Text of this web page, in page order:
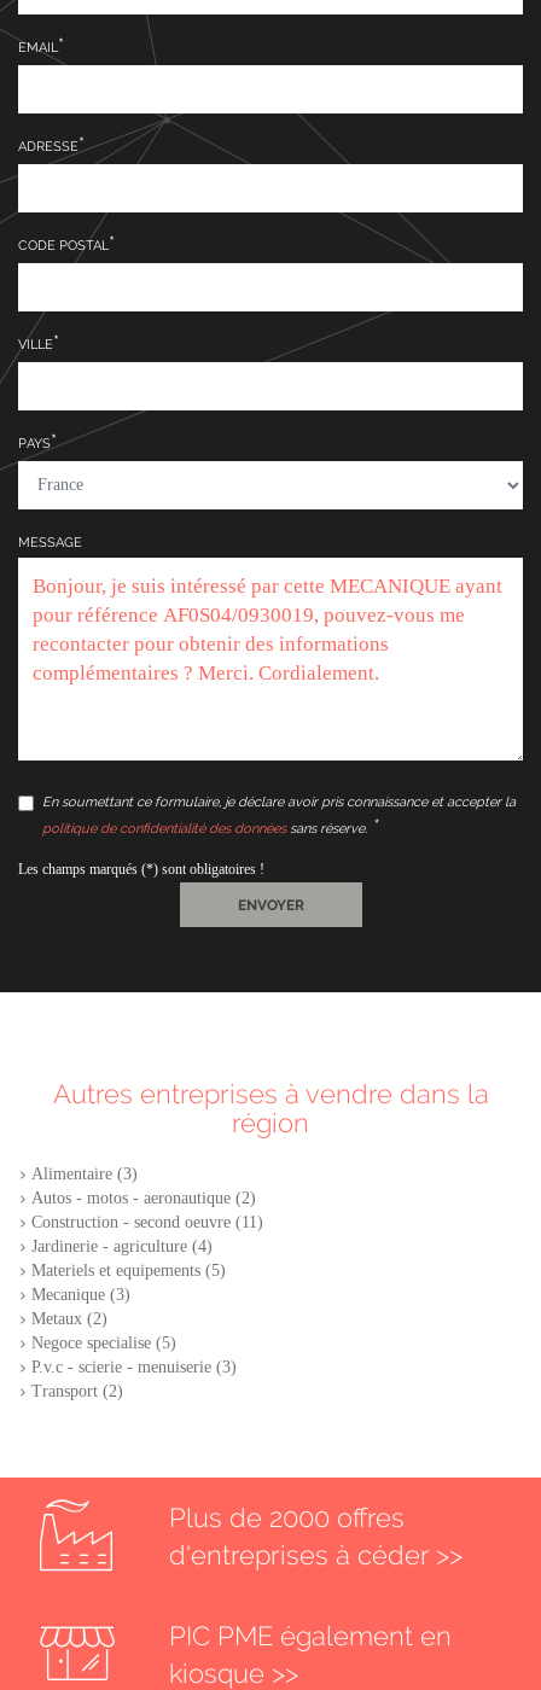
EMAIL
ADRESSE
CODE POSTAL
VILLE
PAYS
MESSAGE
En soumettant ce formulaire, je déclare avoir pris connaissance et accepter la
politique de confidentialité des donnéessans réserve.
Les champs marqués (*) sont obligatoires !
ENVOYER
Autres entreprises à vendre dans la
région
Alimentaire (3)
Autos - motos - aeronautique (2)
Construction - second oeuvre (11)
Jardinerie - agriculture (4)
Materiels et equipements (5)
Mecanique (3)
Metaux (2)
Negoce specialise (5)
P.v.c - scierie - menuiserie (3)
Transport (2)
Plus de 2000 offres
d'entreprises à céder >>
PIC PME également en
kiosque >>